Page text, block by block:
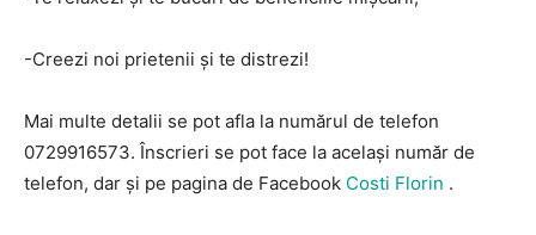
-Creezi noi prietenii și te distrezi!
Mai multe detalii se pot afla la numărul de telefon
0729916573. Înscrieri se pot face la același număr de
telefon, dar și pe pagina de Facebook Costi Florin .